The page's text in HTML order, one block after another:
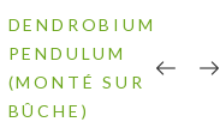
DENDROBIUM
PENDULUM
(MONTÉ SUR
BÛCHE)